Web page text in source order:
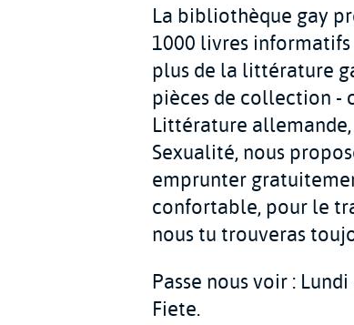
La bibliothèque gay
1000 livres
plus de la littérature
pièces de collection -
Littérature
Sexualité, nous
emprunter
confortable, pour le
nous tu trouveras
Passe nous voir :
Fiete.